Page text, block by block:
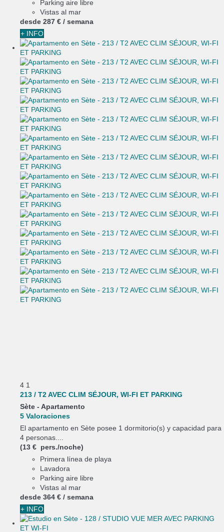
Parking aire libre
Vistas al mar
desde 287 € / semana
+ INFO
4 1
213 / T2 AVEC CLIM SÉJOUR, WI-FI ET PARKING
Sète - Apartamento
5 Valoraciones
El apartamento en Sète posee 1 dormitorio(s) y capacidad para
4 personas....
(13 € pers./noche)
Primera línea de playa
Lavadora
Parking aire libre
Vistas al mar
desde 364 € / semana
+ INFO